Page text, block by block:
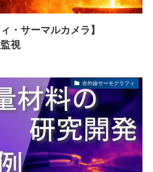
・サーマルカメラ】
視
赤外線サーモグラフィ